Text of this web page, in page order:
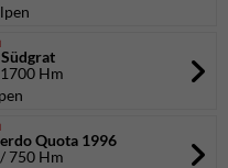
Hm
Quota 1996
750 Hm